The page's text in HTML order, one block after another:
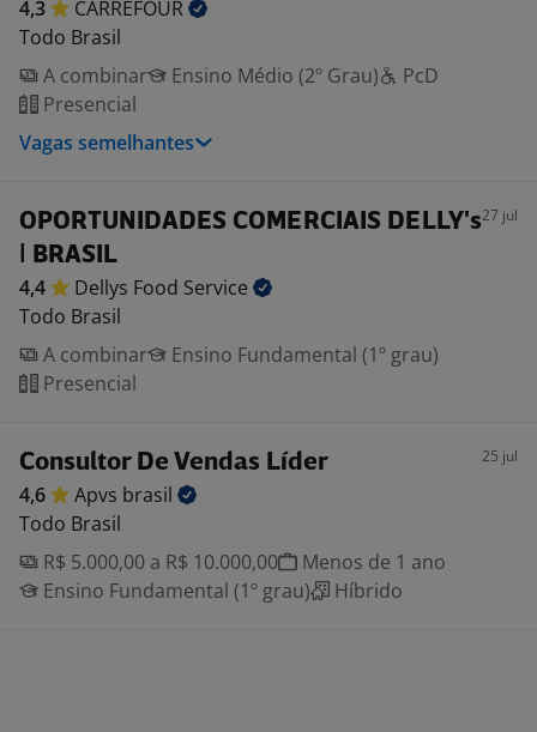
4,3
CARREFOUR
Todo Brasil
A combinar
Ensino Médio (2º Grau)
PcD
Presencial
Vagas semelhantes
OPORTUNIDADES COMERCIAIS DELLY's
| BRASIL
27 jul
4,4 Dellys Food Service
Todo Brasil
A combinar
Ensino Fundamental (1º grau)
Presencial
Consultor De Vendas Líder 25 jul
4,6 Apvs brasil
Todo Brasil
R$ 5.000,00 a R$ 10.000,00
Menos de 1 ano
Ensino Fundamental (1º grau)
Híbrido